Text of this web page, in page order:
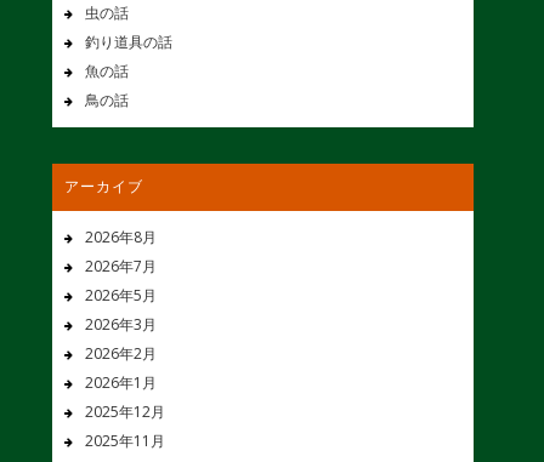
虫の話
釣り道具の話
魚の話
鳥の話
アーカイブ
2026年8月
2026年7月
2026年5月
2026年3月
2026年2月
2026年1月
2025年12月
2025年11月